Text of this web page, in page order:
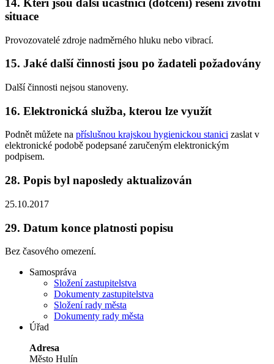
14. Kteří jsou další účastníci (dotčení) řešení životní
situace
Provozovatelé zdroje nadměrného hluku nebo vibrací.
15. Jaké další činnosti jsou po žadateli požadovány
Další činnosti nejsou stanoveny.
16. Elektronická služba, kterou lze využít
Podnět můžete na příslušnou krajskou hygienickou stanici zaslat v
elektronické podobě podepsané zaručeným elektronickým
podpisem.
28. Popis byl naposledy aktualizován
25.10.2017
29. Datum konce platnosti popisu
Bez časového omezení.
Samospráva
Složení zastupitelstva
Dokumenty zastupitelstva
Složení rady města
Dokumenty rady města
Úřad
Adresa
Město Hulín